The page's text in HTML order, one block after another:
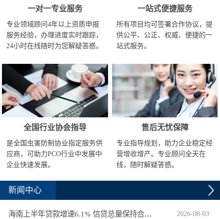
一对一专业服务
专业领域顾问4年以上资质申报
服务经验，办理进度实时跟踪，
24小时在线随时为您解疑答惑。
一站式便捷服务
所有项目均可签署合作协议，提
供公平、公正、权威、便捷的一
站式服务。
全国行业协会指导
是全国虫害防制协业指定服务供
应商，可助力PCO行业中发展中
企业快速发展。
售后无忧保障
专业指导规划，助力企业稳定经
营增收增产。专业顾问全天在
线，随时解疑答惑。
新闻中心
海南上半年贷款增速6.1% 信贷总量保持合理平稳增长 2026-08-03